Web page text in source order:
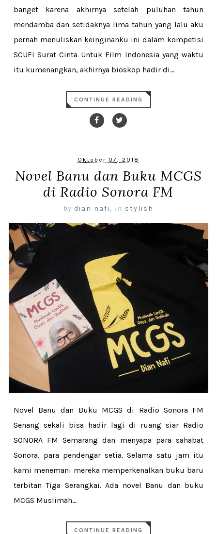
banget karena akhirnya setelah puluhan tahun
mendamba dan setidaknya lima tahun yang lalu aku
pernah menuliskan keinginanku ini dalam kompetisi
SCUFI Surat Cinta Untuk Film Indonesia yang waktu
itu kumenangkan, akhirnya bioskop hadir di...
CONTINUE READING
Oktober 07, 2018
Novel Banu dan Buku MCGS
di Radio Sonora FM
by dian nafi , in stylish
Novel Banu dan Buku MCGS di Radio Sonora FM
Senang sekali bisa hadir lagi di ruang siar Radio
SONORA FM Semarang dan menyapa para sahabat
Sonora, para pendengar setia. Selama satu jam itu
kami menemani mereka memperkenalkan buku baru
terbitan Tiga Serangkai. Ada novel Banu dan buku
MCGS Muslimah...
CONTINUE READING